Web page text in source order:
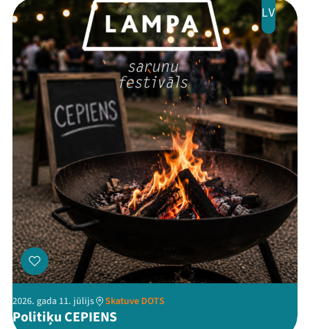
Jaunumi
Ziedo
Veikals
Kontakti
ThreadsFacebook
Youtube
X Instagram
Flick TikTok
LV
2026. gada 11. jūlijs Skatuve DOTS
Politiķu CEPIENS